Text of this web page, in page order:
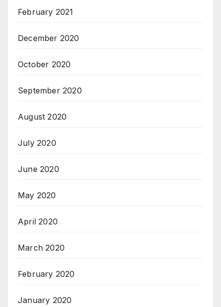
February 2021
December 2020
October 2020
September 2020
August 2020
July 2020
June 2020
May 2020
April 2020
March 2020
February 2020
January 2020